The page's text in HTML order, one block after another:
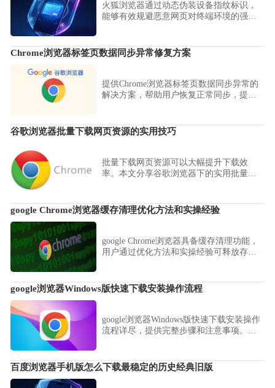
火狐浏览器通过动态伪装设备指纹标识，
能够有效规避恶意网页对终端环境的强制
自由访问各类受限站点，获取纯净的浏览
Chrome浏览器标签页数据同步异常修复方案
提供Chrome浏览器标签页数据同步异常的
解决方案，帮助用户恢复正常同步，提高
谷歌浏览器批量下载网页资源的实用技巧
批量下载网页资源可以大幅提升下载效
率。本文分享谷歌浏览器下的实用批量下
google Chrome浏览器缓存清理优化方法和实操经验
google Chrome浏览器具备缓存清理功能，
用户通过优化方法和实操经验可释放存储
google浏览器Windows版快速下载安装操作流程
google浏览器Windows版快速下载安装操作
流程详尽，提供完整步骤和注意事项。本
百度浏览器手机版怎么下载最稳定的历史经典旧版